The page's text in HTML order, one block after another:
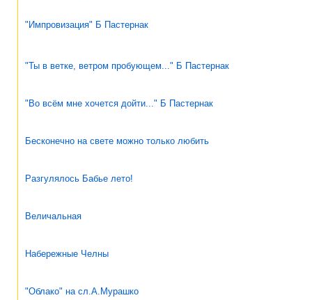
"Импровизация" Б Пастернак
"Ты в ветке, ветром пробующем..." Б Пастернак
"Во всём мне хочется дойти..." Б Пастернак
Бесконечно на свете можно только любить
Разгулялось Бабье лето!
Величальная
Набережные Челны
"Облако" на сл.А.Мурашко